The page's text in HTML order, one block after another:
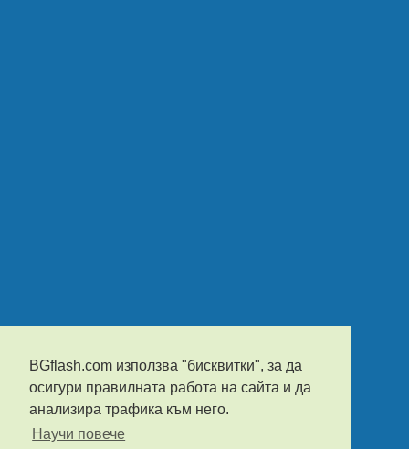
BGflash.com използва "бисквитки", за да
осигури правилната работа на сайта и да
анализира трафика към него.
Научи повече